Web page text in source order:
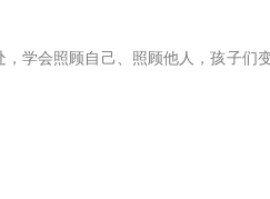
学会照顾自己、照顾他人，孩子们